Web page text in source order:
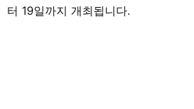
터 19일까지 개최됩니다.